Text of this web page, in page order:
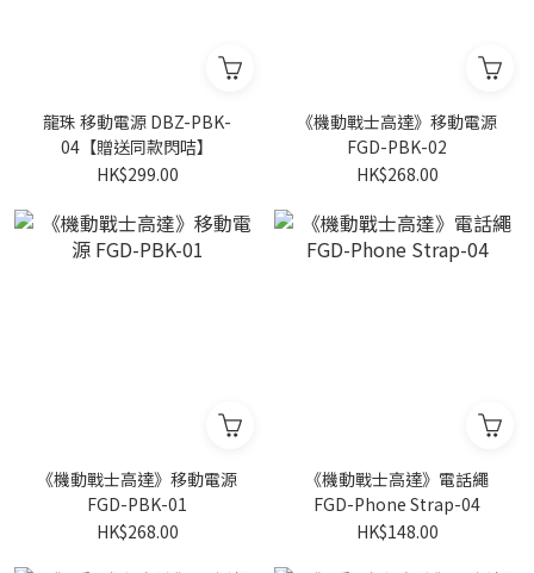
龍珠 移動電源 DBZ-PBK-
04【贈送同款閃咭】
HK$299.00
《機動戰士高達》移動電源
FGD-PBK-02
HK$268.00
《機動戰士高達》移動電源
FGD-PBK-01
HK$268.00
《機動戰士高達》電話繩
FGD-Phone Strap-04
HK$148.00